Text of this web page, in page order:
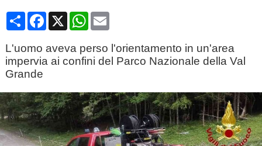
CondividiFacebook
X WhatsApp
Email
L'uomo aveva perso l'orientamento in un'area
impervia ai confini del Parco Nazionale della Val
Grande